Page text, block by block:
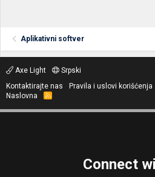
Aplikativni softver
Axe Light
Srpski
Kontaktirajte nas
Pravila i uslovi korišćenja
Naslovna
R
S
Connect